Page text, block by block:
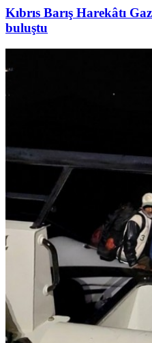
Kıbrıs Barış Harekâtı
buluştu